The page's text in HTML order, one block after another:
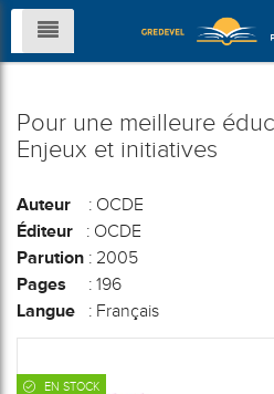
Pour une meilleure
Enjeux et initiatives
Auteur : OCDE
Éditeur : OCDE
Parution : 2005
Pages : 196
Langue : Français
EN STOCK